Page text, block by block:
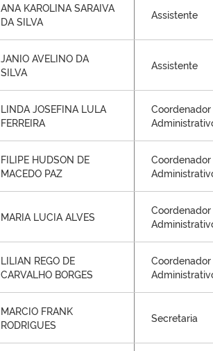
ANA KAROLINA SARAIVA
DA SILVA
Assistente
JANIO AVELINO DA
SILVA
Assistente
LINDA JOSEFINA LULA
FERREIRA
Coordenador
FILIPE HUDSON DE
MACEDO PAZ
Coordenador
MARIA LUCIA ALVES
Coordenador
LILIAN REGO DE
CARVALHO BORGES
Coordenador
MARCIO FRANK
RODRIGUES
Secretaria